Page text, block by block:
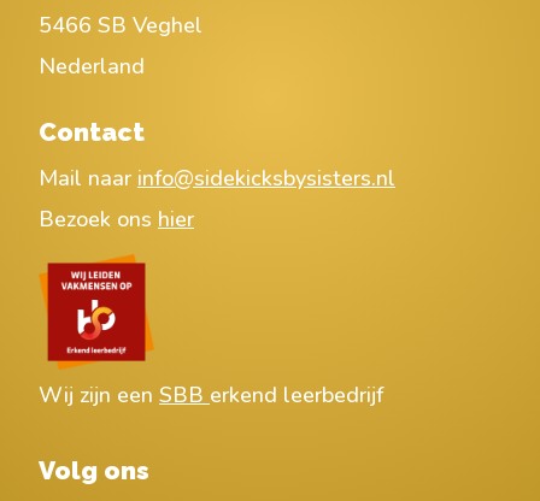
5466 SB Veghel
Nederland
Contact
Mail naar info@sidekicksbysisters.nl
Bezoek ons hier
Wij zijn een SBB erkend leerbedrijf
Volg ons